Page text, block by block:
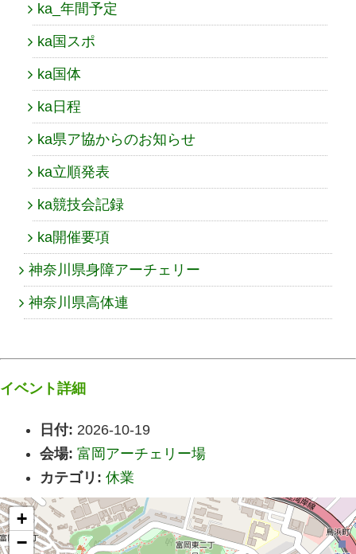
ka_年間予定
ka国スポ
ka国体
ka日程
ka県ア協からのお知らせ
ka立順発表
ka競技会記録
ka開催要項
神奈川県身障アーチェリー
神奈川県高体連
イベント詳細
日付: 2026-10-19
会場: 富岡アーチェリー場
カテゴリ: 休業
+
−